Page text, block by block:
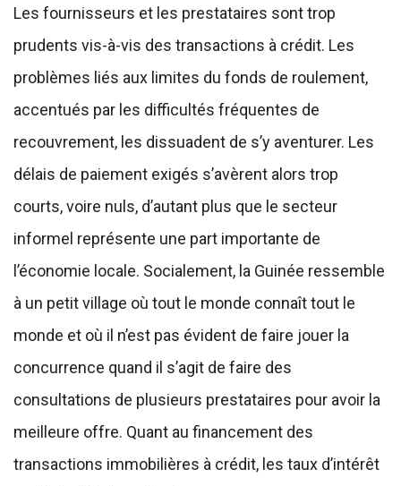
Les fournisseurs et les prestataires sont trop
prudents vis-à-vis des transactions à crédit. Les
problèmes liés aux limites du fonds de roulement,
accentués par les difficultés fréquentes de
recouvrement, les dissuadent de s’y aventurer. Les
délais de paiement exigés s’avèrent alors trop
courts, voire nuls, d’autant plus que le secteur
informel représente une part importante de
l’économie locale. Socialement, la Guinée ressemble
à un petit village où tout le monde connaît tout le
monde et où il n’est pas évident de faire jouer la
concurrence quand il s’agit de faire des
consultations de plusieurs prestataires pour avoir la
meilleure offre. Quant au financement des
transactions immobilières à crédit, les taux d’intérêt